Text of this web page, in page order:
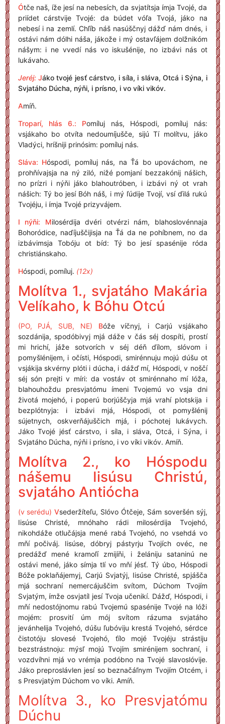
Ótče naš, íže jesí na nebesích, da svjatítsja ímja Tvojé, da
priídet cárstvije Tvojé: da búdet vóľa Tvojá, jáko na
nebesí i na zemlí. Chľíb náš nasúščnyj dážď nám dnés, i
ostávi nám dólhi náša, jákože i mý ostavľájem dolžnikóm
nášym: i ne vvedí nás vo iskušénije, no izbávi nás ot
lukávaho.
Jeréj: Jáko tvojé jesť cárstvo, i síla, i sláva, Otcá i Sýna, i
Svjatáho Dúcha, nýňi, i prísno, i vo víki vikóv.
Amíň.
Troparí, hlás 6.: Pomíluj nás, Hóspodi, pomíluj nás:
vsjákaho bo otvíta nedoumíjušče, sijú Tí molítvu, jáko
Vladýci, hríšniji prinósim: pomíluj nás.
Sláva: Hóspodi, pomíluj nás, na Ťá bo upováchom, ne
prohňívajsja na ný ziló, nižé pomjaní bezzakónij nášich,
no prízri i nýňi jáko blahoutróben, i izbávi ný ot vrah
nášich: Tý bo jesí Bóh náš, i mý ľúdije Tvojí, vsí ďilá rukú
Tvojéju, i ímja Tvojé prizyvájem.
I nýňi: Milosérdija dvéri otvérzi nám, blahoslovénnaja
Bohoródice, naďíjuščijisja na Ťá da ne pohíbnem, no da
izbávimsja Tobóju ot bíd: Tý bo jesí spasénije róda
christiánskaho.
Hóspodi, pomíluj. (12x)
Molítva 1., svjatáho Makária
Velíkaho, k Bóhu Otcú
(PO, PJÁ, SUB, NE) Bóže víčnyj, i Carjú vsjákaho
sozdánija, spodóbivyj mjá dáže v čás séj dospíti, prostí
mi hrichí, jáže sotvorích v séj déň ďílom, slóvom i
pomyšlénijem, i očísti, Hóspodi, smirénnuju mojú dúšu ot
vsjákija skvérny plóti i dúcha, i dážď mí, Hóspodi, v noščí
séj són prejti v míri: da vostáv ot smirénnaho mí lóža,
blahouhoždu presvjatómu ímeni Tvojemú vo vsja dni
životá mojehó, i poperú borjúščyja mjá vrahí plotskija i
bezplótnyja: i izbávi mjá, Hóspodi, ot pomyšlénij
sújetnych, oskverňájuščich mjá, i póchotej lukávych.
Jáko Tvojé jésť cárstvo, i síla, i sláva, Otcá, i Sýna, i
Svjatáho Dúcha, nýňi i prísno, i vo víki vikóv. Amíň.
Molítva 2., ko Hóspodu
nášemu Iisúsu Christú,
svjatáho Antiócha
(v serédu) Vsederžíteľu, Slóvo Ótčeje, Sám soveršén sýj,
Iisúse Christé, mnóhaho rádi milosérdija Tvojehó,
nikohdáže otlučájsja mené rabá Tvojehó, no vsehdá vo
mňí počiváj. Iisúse, dóbryj pástyrju Tvojích ovéc, ne
predážď mené kramoľí zmijíňi, i želániju sataninú ne
ostávi mené, jáko símja tlí vo mňí jésť. Tý úbo, Hóspodi
Bóže poklaňájemyj, Carjú Svjatýj, Iisúse Christé, spjášča
mjá sochraní nemercájuščim svítom, Dúchom Tvojím
Svjatým, ímže osvjatíl jesí Tvoja učenikí. Dážď, Hóspodi, i
mňí nedostójnomu rabú Tvojemú spasénije Tvojé na lóži
mojém: prosvití úm mój svítom rázuma svjatáho
jevánhelija Tvojehó, dúšu ľubóviju krestá Tvojehó, sérdce
čistotóju slovesé Tvojehó, ťílo mojé Tvojéju strástiju
bezstrástnoju: mýsľ mojú Tvojím smirénijem sochraní, i
vozdvíhni mjá vo vrémja podóbno na Tvojé slavoslóvije.
Jáko preproslávlen jesí so beznačáľnym Tvojím Otcém, i
s Presvjatým Dúchom vo víki. Amíň.
Molítva 3., ko Presvjatómu
Dúchu